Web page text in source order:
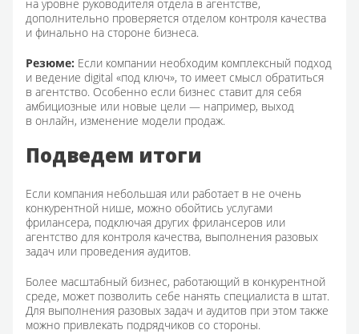
на уровне руководителя отдела в агентстве,
дополнительно проверяется отделом контроля качества
и финально на стороне бизнеса.
Резюме: Если компании необходим комплексный подход
и ведение digital «под ключ», то имеет смысл обратиться
в агентство. Особенно если бизнес ставит для себя
амбициозные или новые цели — например, выход
в онлайн, изменение модели продаж.
Подведем итоги
Если компания небольшая или работает в не очень
конкурентной нише, можно обойтись услугами
фрилансера, подключая других фрилансеров или
агентство для контроля качества, выполнения разовых
задач или проведения аудитов.
Более масштабный бизнес, работающий в конкурентной
среде, может позволить себе нанять специалиста в штат.
Для выполнения разовых задач и аудитов при этом также
можно привлекать подрядчиков со стороны.